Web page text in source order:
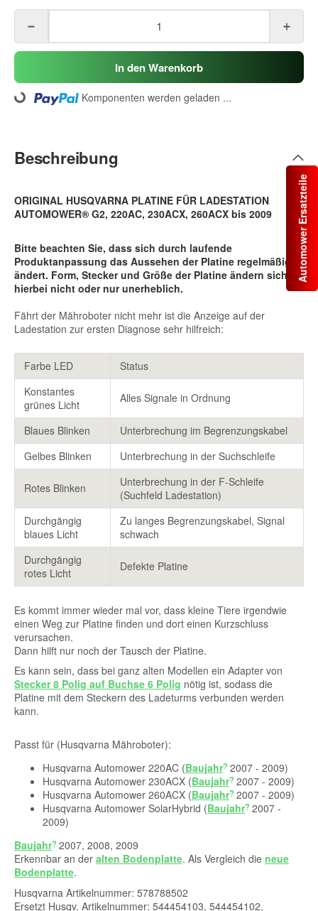
Automower Ersatzteile
In den Warenkorb
Loading... Komponenten werden geladen ...
Beschreibung
ORIGINAL HUSQVARNA PLATINE FÜR LADESTATION
AUTOMOWER® G2, 220AC, 230ACX, 260ACX bis 2009
Bitte beachten Sie, dass sich durch laufende
Produktanpassung das Aussehen der Platine regelmäßig
ändert. Form, Stecker und Größe der Platine ändern sich
hierbei nicht oder nur unerheblich.
Fährt der Mähroboter nicht mehr ist die Anzeige auf der
Ladestation zur ersten Diagnose sehr hilfreich:
Farbe LED
Status
Konstantes
grünes Licht
Alles Signale in Ordnung
Blaues Blinken
Unterbrechung im Begrenzungskabel
Gelbes Blinken
Unterbrechung in der Suchschleife
Rotes Blinken
Unterbrechung in der F-Schleife
(Suchfeld Ladestation)
Durchgängig
blaues Licht
Zu langes Begrenzungskabel, Signal
schwach
Durchgängig
rotes Licht
Defekte Platine
Es kommt immer wieder mal vor, dass kleine Tiere irgendwie
einen Weg zur Platine finden und dort einen Kurzschluss
verursachen.
Dann hilft nur noch der Tausch der Platine.
Es kann sein, dass bei ganz alten Modellen ein Adapter von
Stecker 8 Polig auf Buchse 6 Polig nötig ist, sodass die
Platine mit dem Steckern des Ladeturms verbunden werden
kann.
Passt für (Husqvarna Mähroboter):
Husqvarna Automower 220AC (Baujahr 2007 - 2009)
Husqvarna Automower 230ACX (Baujahr 2007 - 2009)
Husqvarna Automower 260ACX (Baujahr 2007 - 2009)
Husqvarna Automower SolarHybrid (Baujahr 2007 -
2009)
Baujahr 2007, 2008, 2009
Erkennbar an der alten Bodenplatte. Als Vergleich die neue
Bodenplatte.
Husqvarna Artikelnummer: 578788502
Ersetzt Husqv. Artikelnummer: 544454103, 544454102,